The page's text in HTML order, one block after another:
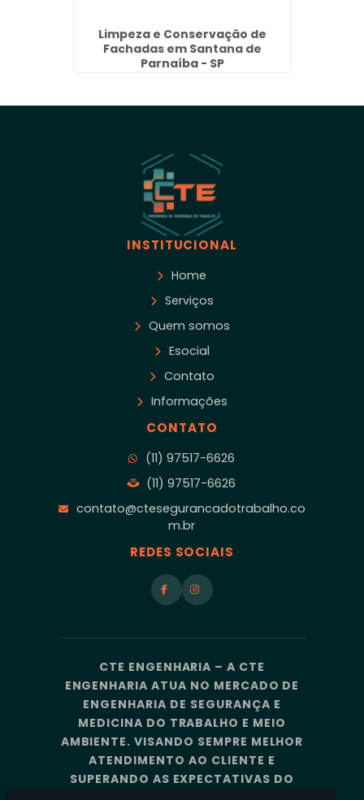
Limpeza e Conservação de
Fachadas em Santana de
Parnaíba - SP
INSTITUCIONAL
Home
Serviços
Quem somos
Esocial
Contato
Informações
CONTATO
(11) 97517-6626
(11) 97517-6626
contato@ctesegurancadotrabalho.co
m.br
REDES SOCIAIS
CTE ENGENHARIA – A CTE
ENGENHARIA ATUA NO MERCADO DE
ENGENHARIA DE SEGURANÇA E
MEDICINA DO TRABALHO E MEIO
AMBIENTE. VISANDO SEMPRE MELHOR
ATENDIMENTO AO CLIENTE E
SUPERANDO AS EXPECTATIVAS DO